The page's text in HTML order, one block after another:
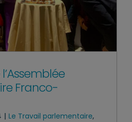
Franco-
| Le Travail parlementaire,